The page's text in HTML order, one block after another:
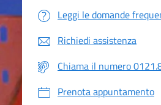
Leggi le domande
Richiedi assistenza
Chiama il numero
Prenota appuntamento